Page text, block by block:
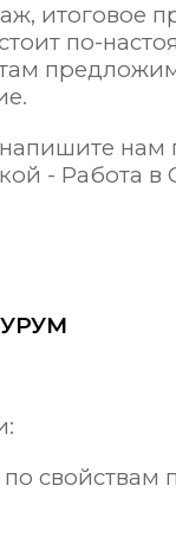
итоговое
по-
нам
- Работа в
по свойствам